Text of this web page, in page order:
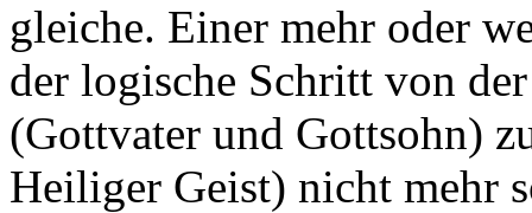
gleiche. Einer mehr oder
der logische Schritt von
(Gottvater und Gottsohn)
Heiliger Geist) nicht mehr